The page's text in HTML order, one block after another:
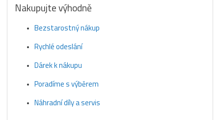
Nakupujte výhodně
Bezstarostný nákup
Rychlé odeslání
Dárek k nákupu
Poradíme s výběrem
Náhradní díly a servis